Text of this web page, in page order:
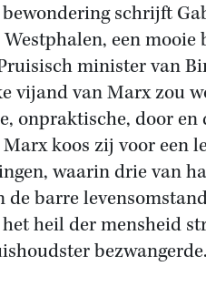
schrijft
Westphalen, een
minister van
vijand van Marx zou
onpraktische, door en
koos zij voor een
waarin drie van
de barre
heil der mensheid
bezwangerde.